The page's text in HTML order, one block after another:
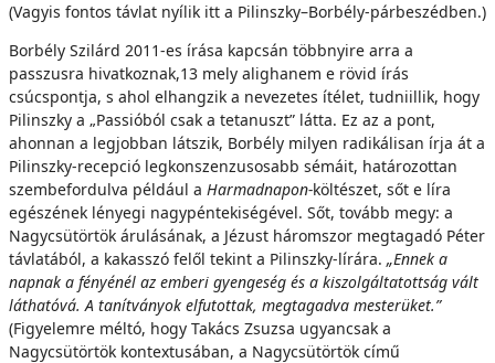
(Vagyis fontos távlat nyílik itt a Pilinszky–Borbély-párbeszédben.)
Borbély Szilárd 2011-es írása kapcsán többnyire arra a
passzusra hivatkoznak,13 mely alighanem e rövid írás
csúcspontja, s ahol elhangzik a nevezetes ítélet, tudniillik, hogy
Pilinszky a „Passióból csak a tetanuszt” látta. Ez az a pont,
ahonnan a legjobban látszik, Borbély milyen radikálisan írja át a
Pilinszky-recepció legkonszenzusosabb sémáit, határozottan
szembefordulva például a Harmadnapon-költészet, sőt e líra
egészének lényegi nagypéntekiségével. Sőt, tovább megy: a
Nagycsütörtök árulásának, a Jézust háromszor megtagadó Péter
távlatából, a kakasszó felől tekint a Pilinszky-lírára. „Ennek a
napnak a fényénél az emberi gyengeség és a kiszolgáltatottság vált
láthatóvá. A tanítványok elfutottak, megtagadva mesterüket.”
(Figyelemre méltó, hogy Takács Zsuzsa ugyancsak a
Nagycsütörtök kontextusában, a Nagycsütörtök című